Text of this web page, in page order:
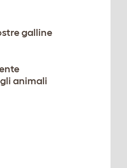
galline
animali